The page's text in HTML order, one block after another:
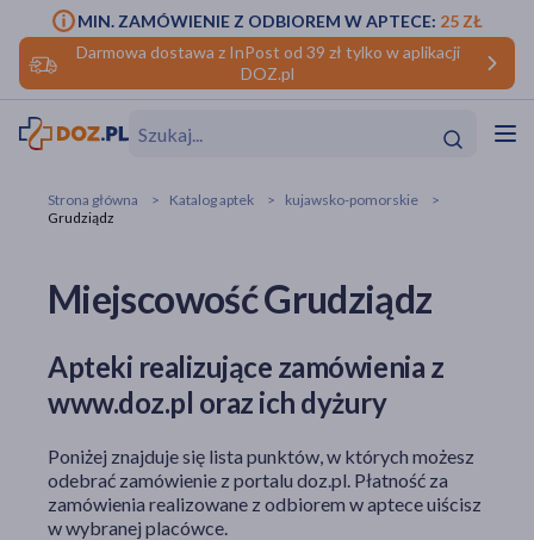
Darmowa dostawa z InPost od 39 zł tylko w aplikacji
DOZ.pl
MIN. ZAMÓWIENIE Z ODBIOREM W APTECE: 25 ZŁ
makijażu
Strona główna Katalog aptek
kujawsko-pomorskie
Grudziądz
Miejscowość Grudziądz
Apteki realizujące zamówienia z
www.doz.pl oraz ich dyżury
Poniżej znajduje się lista punktów, w których możesz
odebrać zamówienie z portalu doz.pl. Płatność za
zamówienia realizowane z odbiorem w aptece uiścisz
w wybranej placówce.